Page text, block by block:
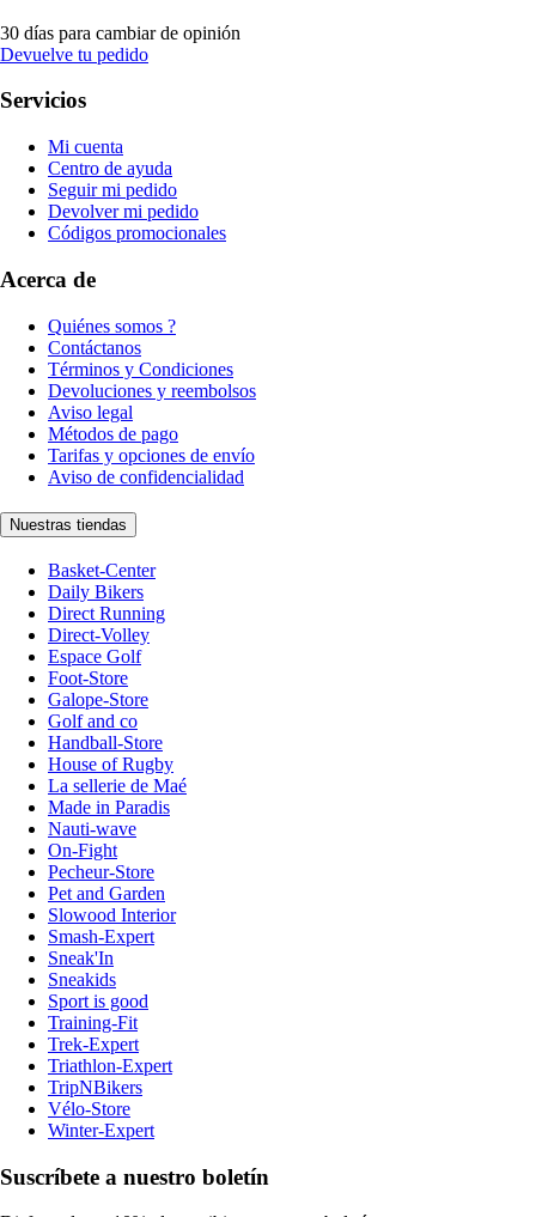
30 días para cambiar de opinión
Devuelve tu pedido
Servicios
Mi cuenta
Centro de ayuda
Seguir mi pedido
Devolver mi pedido
Códigos promocionales
Acerca de
Quiénes somos ?
Contáctanos
Términos y Condiciones
Devoluciones y reembolsos
Aviso legal
Métodos de pago
Tarifas y opciones de envío
Aviso de confidencialidad
Nuestras tiendas
Basket-Center
Daily Bikers
Direct Running
Direct-Volley
Espace Golf
Foot-Store
Galope-Store
Golf and co
Handball-Store
House of Rugby
La sellerie de Maé
Made in Paradis
Nauti-wave
On-Fight
Pecheur-Store
Pet and Garden
Slowood Interior
Smash-Expert
Sneak'In
Sneakids
Sport is good
Training-Fit
Trek-Expert
Triathlon-Expert
TripNBikers
Vélo-Store
Winter-Expert
Suscríbete a nuestro boletín